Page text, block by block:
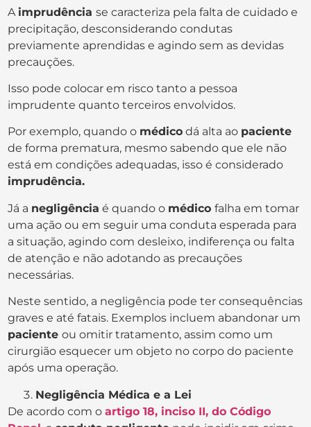
A imprudênciase caracteriza pela falta de cuidado e
precipitação, desconsiderando condutas
previamente aprendidas e agindo sem as devidas
precauções.
Isso pode colocar em risco tanto a pessoa
imprudente quanto terceiros envolvidos.
Por exemplo, quando o médico dá alta ao paciente
de forma prematura, mesmo sabendo que ele não
está em condições adequadas, isso é considerado
imprudência.
Já a negligência é quando o médicofalha em tomar
uma ação ou em seguir uma conduta esperada para
a situação, agindo com desleixo, indiferença ou falta
de atenção e não adotando as precauções
necessárias.
Neste sentido, a negligência pode ter consequências
graves e até fatais. Exemplos incluem abandonar um
pacienteou omitir tratamento, assim como um
cirurgião esquecer um objeto no corpo do paciente
após uma operação.
Negligência Médica e a Lei
De acordo com oartigo 18, inciso II, do Código